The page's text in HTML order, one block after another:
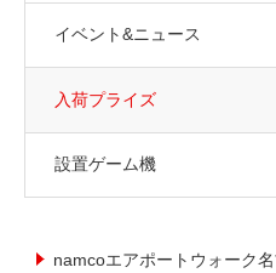
イベント&ニュース
入荷プライズ
設置ゲーム機
namcoエアポートウォーク